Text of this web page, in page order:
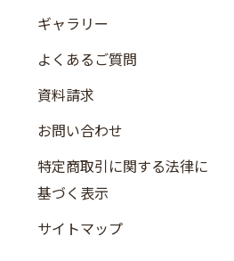
ギャラリー
よくあるご質問
資料請求
お問い合わせ
特定商取引に関する法律に
基づく表示
サイトマップ